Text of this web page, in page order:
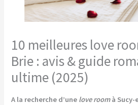
10 meilleures love
Brie : avis & guide
ultime (2025)
A la recherche d’une love roomà Sucy-